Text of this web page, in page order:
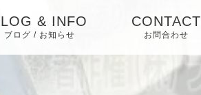
& INFO
ブログ / お知らせ
CONTACT
お問合わせ